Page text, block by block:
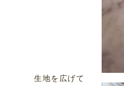
生地を広げて